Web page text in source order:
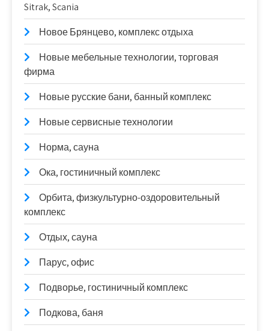
Sitrak, Scania
Новое Брянцево, комплекс отдыха
Новые мебельные технологии, торговая
фирма
Новые русские бани, банный комплекс
Новые сервисные технологии
Норма, сауна
Ока, гостиничный комплекс
Орбита, физкультурно-оздоровительный
комплекс
Отдых, сауна
Парус, офис
Подворье, гостиничный комплекс
Подкова, баня